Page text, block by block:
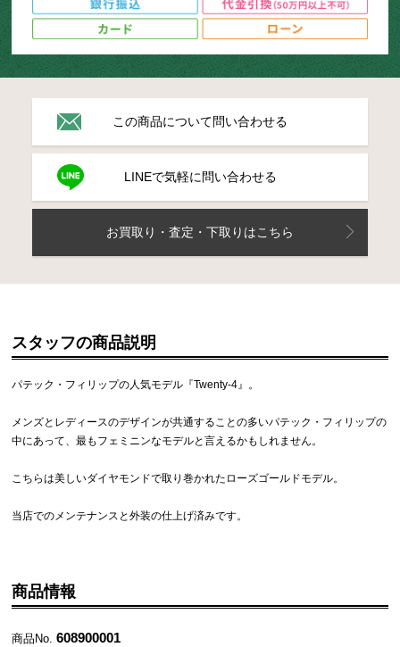
この商品について問い合わせる
LINEで気軽に問い合わせる
お買取り・査定・下取りはこちら
スタッフの商品説明
パテック・フィリップの人気モデル『Twenty-4』。
メンズとレディースのデザインが共通することの多いパテック・フィリップの
中にあって、最もフェミニンなモデルと言えるかもしれません。
こちらは美しいダイヤモンドで取り巻かれたローズゴールドモデル。
当店でのメンテナンスと外装の仕上げ済みです。
商品情報
商品No.608900001